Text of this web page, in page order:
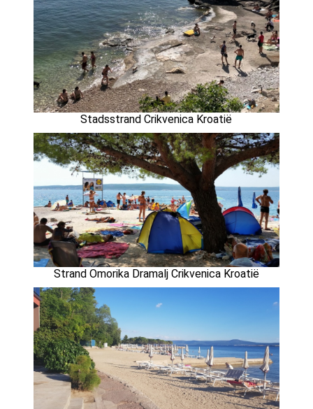
Stadsstrand Crikvenica Kroatië
Strand Omorika Dramalj Crikvenica Kroatië